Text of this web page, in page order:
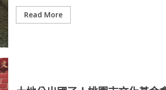
Read More